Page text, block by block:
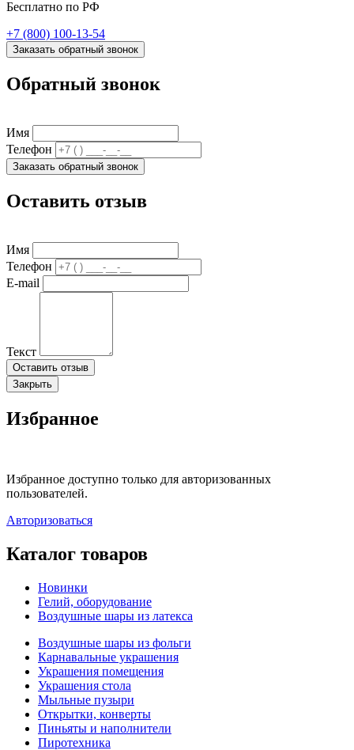
Бесплатно по РФ
+7 (800) 100-13-54
Заказать обратный звонок
Обратный звонок
Имя
Телефон
Заказать обратный звонок
Оставить отзыв
Имя
Телефон
E-mail
Текст
Оставить отзыв
Закрыть
Избранное
Избранное доступно только для авторизованных
пользователей.
Авторизоваться
Каталог товаров
Новинки
Гелий, оборудование
Воздушные шары из латекса
Воздушные шары из фольги
Карнавальные украшения
Украшения помещения
Украшения стола
Мыльные пузыри
Открытки, конверты
Пиньяты и наполнители
Пиротехника